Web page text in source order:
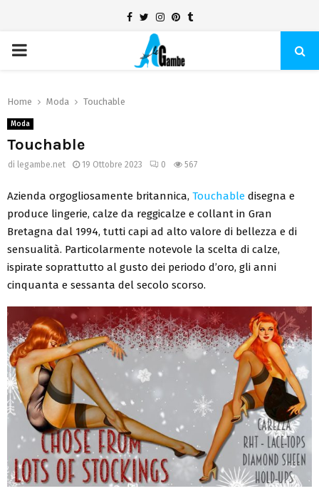
Facebook
TwitterInstagram
Pinterest
Tumblr
PRIMARY
Home Moda Touchable
Moda
Touchable
di legambe.net 19 Ottobre 2023 0 567
Azienda orgogliosamente britannica, Touchable disegna e
produce lingerie, calze da reggicalze e collant in Gran
Bretagna dal 1994, tutti capi ad alto valore di bellezza e di
sensualità. Particolarmente notevole la scelta di calze,
ispirate soprattutto al gusto dei periodo d’oro, gli anni
cinquanta e sessanta del secolo scorso.